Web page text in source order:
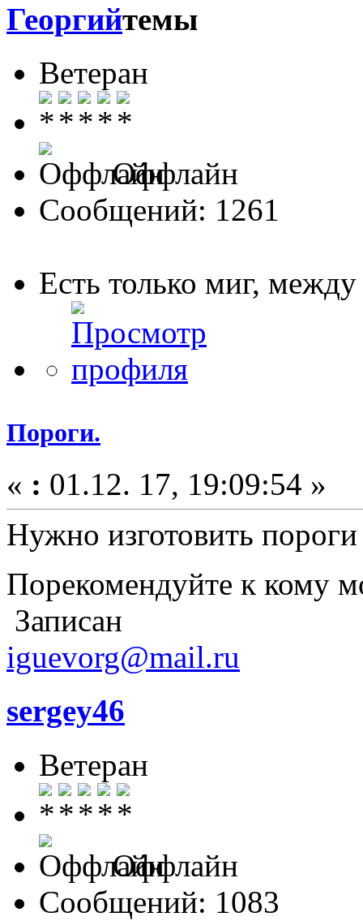
Георгий
Ветеран
Оффлайн
Сообщений: 1261
Есть только миг,
Пороги.
« : 01.12. 17, 19:09:54 »
Нужно изготовить
Порекомендуйте к кому
Записан
iguevorg@mail.ru
sergey46
Ветеран
Оффлайн
Сообщений: 1083